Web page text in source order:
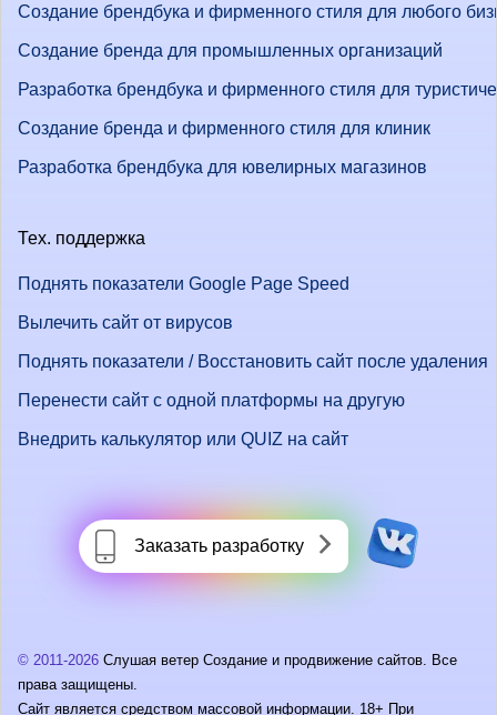
Создание брендбука и фирменного стиля для любого
Создание бренда для промышленных организаций
Разработка брендбука и фирменного стиля для
Создание бренда и фирменного стиля для клиник
Разработка брендбука для ювелирных магазинов
Тех. поддержка
Поднять показатели Google Page Speed
Вылечить сайт от вирусов
Поднять показатели / Восстановить сайт после удаления
Перенести сайт с одной платформы на другую
Внедрить калькулятор или QUIZ на сайт
Заказать разработку
© 2011-2026 Слушая ветер Создание и продвижение сайтов. Все
права защищены.
Сайт является средством массовой информации. 18+ При